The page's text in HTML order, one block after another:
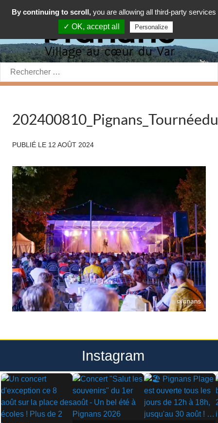
Rechercher:
PUBLIÉ LE 12 AOÛT 2024
Instagram
By continuing to scroll, you are allowing all third-party services
✓ OK, accept all
Personalize